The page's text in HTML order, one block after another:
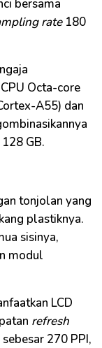
bersama
rate 180
Octa-core
A55) dan
GB.
tonjolan yang
plastiknya.
sisinya,
modul
LCD
refresh
270 PPI,